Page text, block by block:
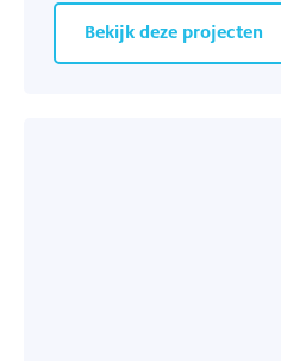
Bekijk deze projecten